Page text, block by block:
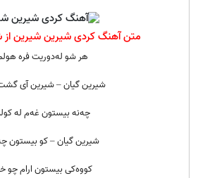
متن آهنگ کردی شیرین شیرین از
هر شو له‌دوریت فره
شیرین گیان – شیرین آی
چه‌نه بیستون غه‌م له
شیرین گیان – کو
کووه‌کی بیستون ارام چو